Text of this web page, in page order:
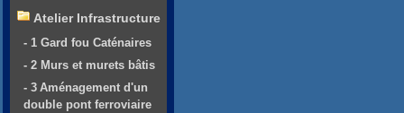
Atelier Infrastructure
- 1 Gard fou Caténaires
- 2 Murs et murets bâtis
- 3 Aménagement d'un
double pont ferroviaire